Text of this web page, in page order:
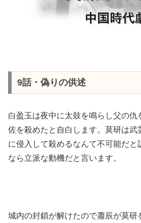
9話・偽りの供述
白盈玉は夜中に太鼓を鳴らし父の仇
佐を殺めたと自白します。莫研は武
に侵入して殺めるなんて不可能だと
なら立派な動機だと言います。
城内の封鎖が解けたので蕭辰が莫研